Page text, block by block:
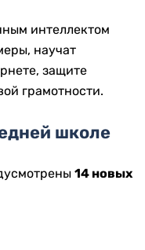
интеллектом
научат
защите
грамотности.
школе
14 новых